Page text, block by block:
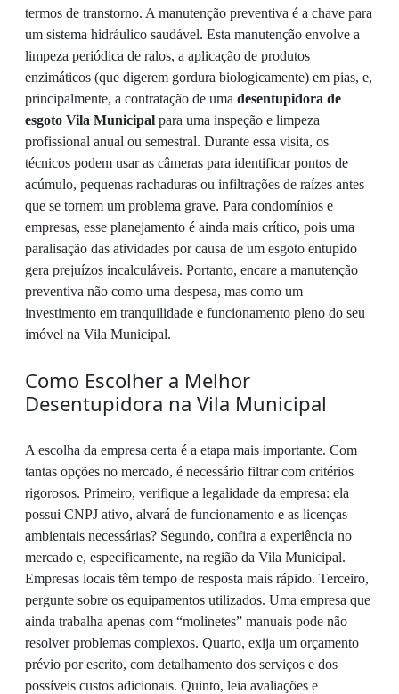
termos de transtorno. A manutenção preventiva é a chave para
um sistema hidráulico saudável. Esta manutenção envolve a
limpeza periódica de ralos, a aplicação de produtos
enzimáticos (que digerem gordura biologicamente) em pias, e,
principalmente, a contratação de uma desentupidora de
esgoto Vila Municipal para uma inspeção e limpeza
profissional anual ou semestral. Durante essa visita, os
técnicos podem usar as câmeras para identificar pontos de
acúmulo, pequenas rachaduras ou infiltrações de raízes antes
que se tornem um problema grave. Para condomínios e
empresas, esse planejamento é ainda mais crítico, pois uma
paralisação das atividades por causa de um esgoto entupido
gera prejuízos incalculáveis. Portanto, encare a manutenção
preventiva não como uma despesa, mas como um
investimento em tranquilidade e funcionamento pleno do seu
imóvel na Vila Municipal.
Como Escolher a Melhor
Desentupidora na Vila Municipal
A escolha da empresa certa é a etapa mais importante. Com
tantas opções no mercado, é necessário filtrar com critérios
rigorosos. Primeiro, verifique a legalidade da empresa: ela
possui CNPJ ativo, alvará de funcionamento e as licenças
ambientais necessárias? Segundo, confira a experiência no
mercado e, especificamente, na região da Vila Municipal.
Empresas locais têm tempo de resposta mais rápido. Terceiro,
pergunte sobre os equipamentos utilizados. Uma empresa que
ainda trabalha apenas com “molinetes” manuais pode não
resolver problemas complexos. Quarto, exija um orçamento
prévio por escrito, com detalhamento dos serviços e dos
possíveis custos adicionais. Quinto, leia avaliações e